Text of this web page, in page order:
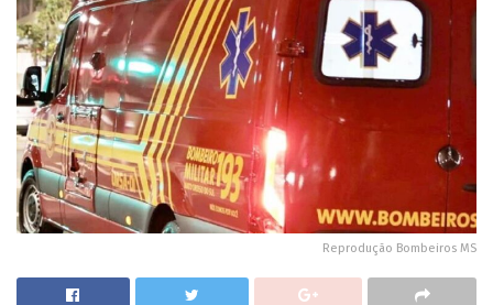
Reprodução Bombeiros MS